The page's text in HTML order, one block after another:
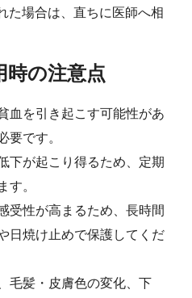
た場合は、直ちに医師へ相
時の注意点
血を引き起こす可能性があ
要です。
下が起こり得るため、定期
。
受性が高まるため、長時間
日焼け止めで保護してくだ
毛髪・皮膚色の変化、下